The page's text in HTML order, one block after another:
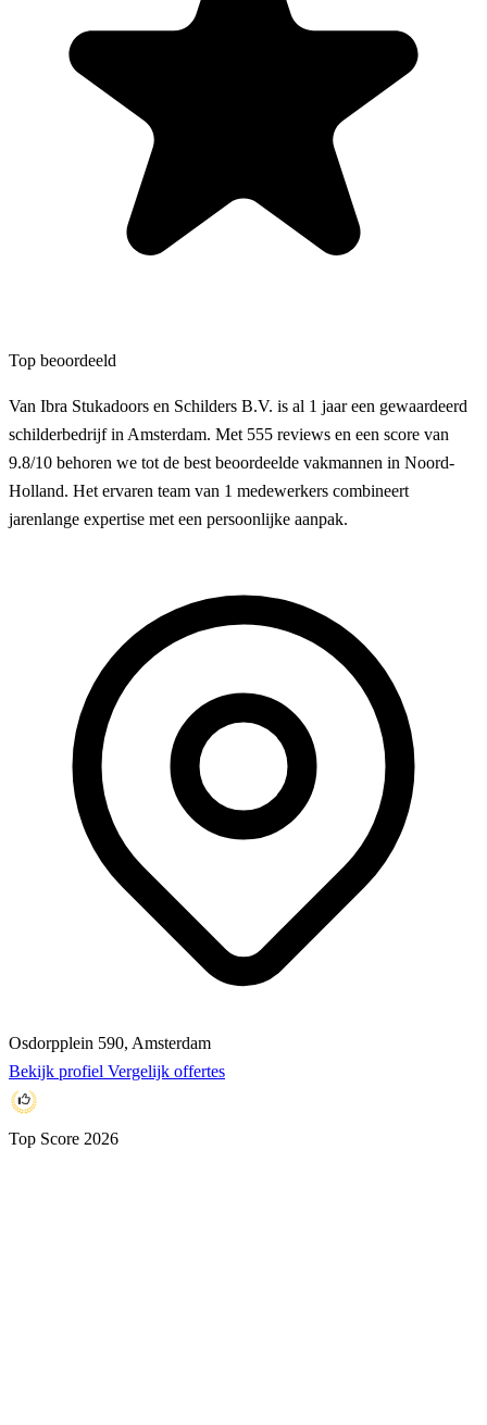
Top beoordeeld
Van Ibra Stukadoors en Schilders B.V. is al 1 jaar een gewaardeerd
schilderbedrijf in Amsterdam. Met 555 reviews en een score van
9.8/10 behoren we tot de best beoordeelde vakmannen in Noord-
Holland. Het ervaren team van 1 medewerkers combineert
jarenlange expertise met een persoonlijke aanpak.
Osdorpplein 590, Amsterdam
Bekijk profiel Vergelijk offertes
Top Score 2026